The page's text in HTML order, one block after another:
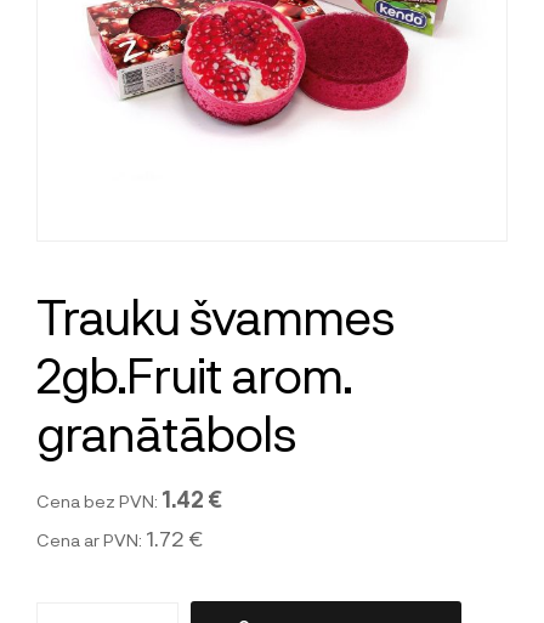
Trauku švammes
2gb.Fruit arom.
granātābols
Cena bez PVN: 1.42 €
Cena ar PVN: 1.72 €